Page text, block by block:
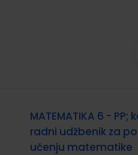
MATEMATIKA 6 - PP;
radni udžbenik za
učenju matematike